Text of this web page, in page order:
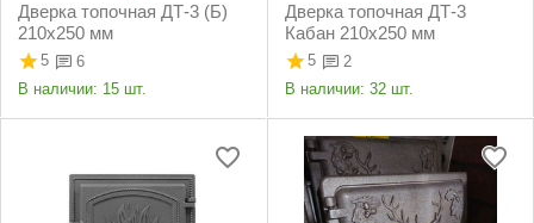
Дверка топочная ДТ-3 (Б)
210х250 мм
5
6
В наличии: 15 шт.
Дверка топочная ДТ-3
Кабан 210х250 мм
5
2
В наличии: 32 шт.